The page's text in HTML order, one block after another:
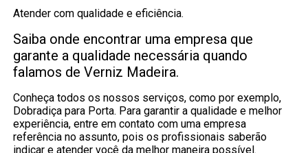
Atender com qualidade e eficiência.
Saiba onde encontrar uma empresa que
garante a qualidade necessária quando
falamos de Verniz Madeira.
Conheça todos os nossos serviços, como por exemplo,
Dobradiça para Porta. Para garantir a qualidade e melhor
experiência, entre em contato com uma empresa
referência no assunto, pois os profissionais saberão
indicar e atender você da melhor maneira possível.